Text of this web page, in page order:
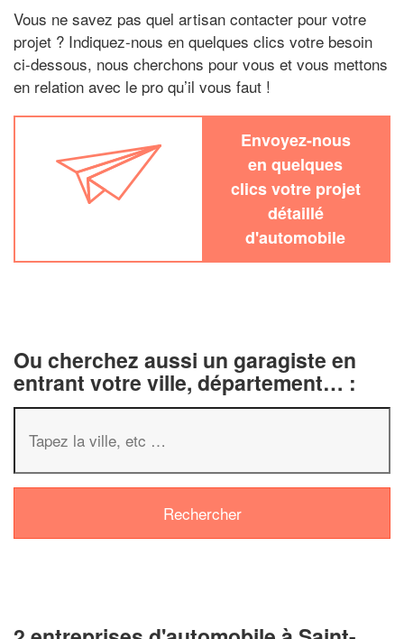
Vous ne savez pas quel artisan contacter pour votre
projet ? Indiquez-nous en quelques clics votre besoin
ci-dessous, nous cherchons pour vous et vous mettons
en relation avec le pro qu’il vous faut !
Envoyez-nous
en quelques
clics votre projet
détaillé
d'automobile
Ou cherchez aussi un garagiste en
entrant votre ville, département… :
✕
Augmentez votre chiffre